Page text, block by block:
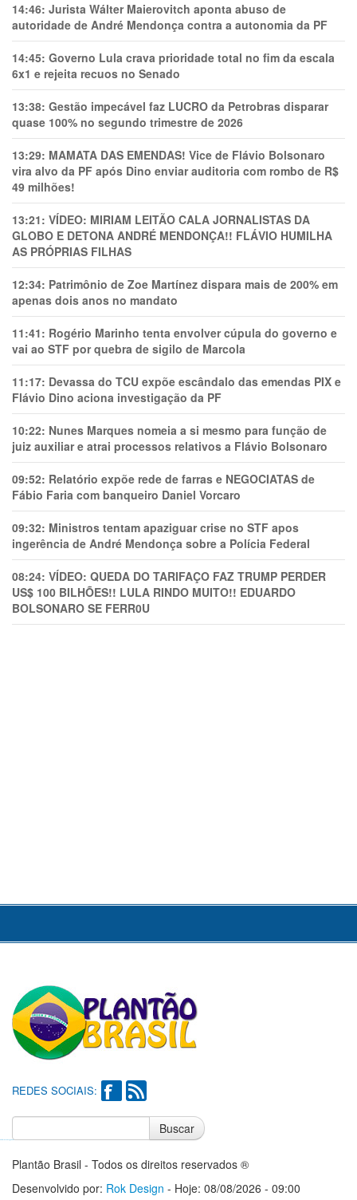
14:46: Jurista Wálter Maierovitch aponta abuso de
autoridade de André Mendonça contra a autonomia da PF
14:45: Governo Lula crava prioridade total no fim da escala
6x1 e rejeita recuos no Senado
13:38: Gestão impecável faz LUCRO da Petrobras disparar
quase 100% no segundo trimestre de 2026
13:29: MAMATA DAS EMENDAS! Vice de Flávio Bolsonaro
vira alvo da PF após Dino enviar auditoria com rombo de R$
49 milhões!
13:21: VÍDEO: MIRIAM LEITÃO CALA JORNALISTAS DA
GLOBO E DETONA ANDRÉ MENDONÇA!! FLÁVIO HUMILHA
AS PRÓPRIAS FILHAS
12:34: Patrimônio de Zoe Martínez dispara mais de 200% em
apenas dois anos no mandato
11:41: Rogério Marinho tenta envolver cúpula do governo e
vai ao STF por quebra de sigilo de Marcola
11:17: Devassa do TCU expõe escândalo das emendas PIX e
Flávio Dino aciona investigação da PF
10:22: Nunes Marques nomeia a si mesmo para função de
juiz auxiliar e atrai processos relativos a Flávio Bolsonaro
09:52: Relatório expõe rede de farras e NEGOCIATAS de
Fábio Faria com banqueiro Daniel Vorcaro
09:32: Ministros tentam apaziguar crise no STF apos
ingerência de André Mendonça sobre a Polícia Federal
08:24: VÍDEO: QUEDA DO TARIFAÇO FAZ TRUMP PERDER
US$ 100 BILHÕES!! LULA RINDO MUITO!! EDUARDO
BOLSONARO SE FERR0U
REDES SOCIAIS:
Buscar
Plantão Brasil - Todos os direitos reservados ®
Desenvolvido por: Rok Design - Hoje: 08/08/2026 - 09:00